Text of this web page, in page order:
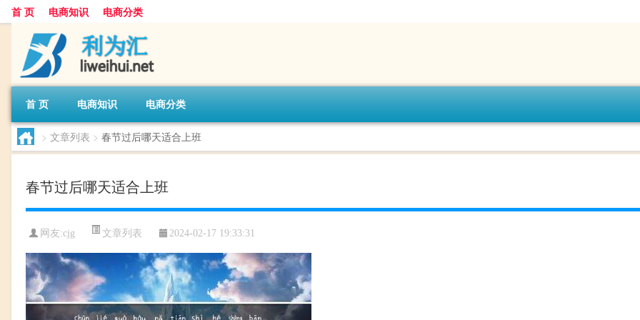
首 页 电商知识 电商分类
首 页 电商知识 电商分类
> 文章列表 > 春节过后哪天适合上班
春节过后哪天适合上班
网友:cjg 文章列表 2024-02-17 19:33:31